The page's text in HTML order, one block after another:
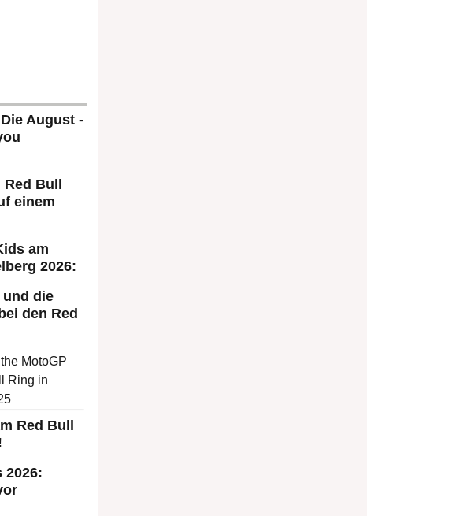
August -
Red Bull
einem
am
2026:
und die
den Red
Red Bull
2026: